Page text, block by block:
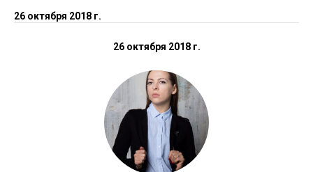
26 октября 2018 г.
26 октября 2018 г.